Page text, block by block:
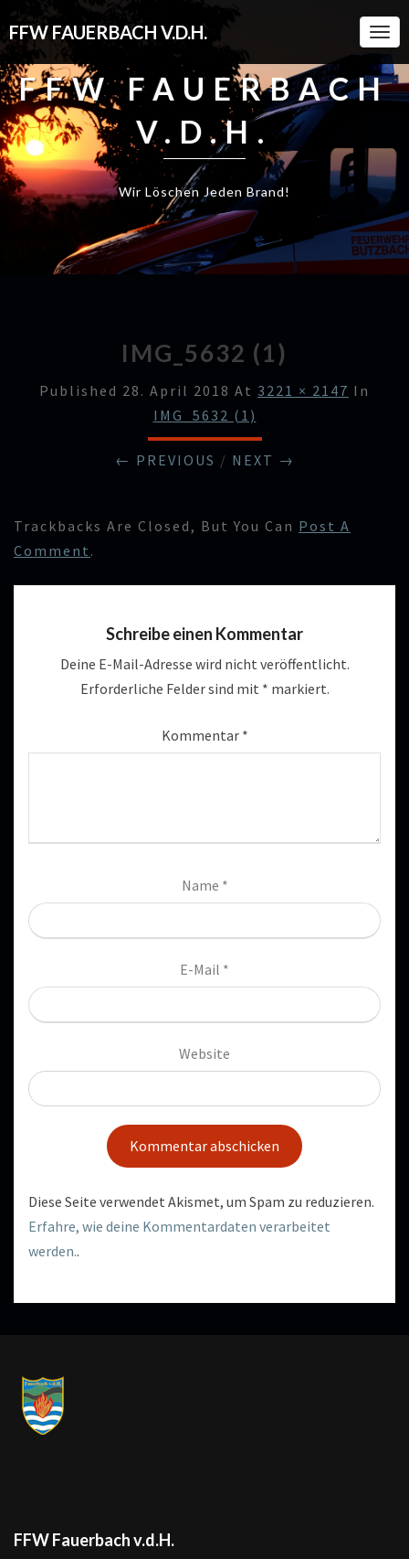
FFW FAUERBACH V.D.H.
FFW FAUERBACH
V.D.H.
Wir Löschen Jeden Brand!
IMG_5632 (1)
Published 28. April 2018 At 3221 × 2147 In
IMG_5632 (1)
← PREVIOUS / NEXT →
Trackbacks Are Closed, But You Can Post A
Comment .
Schreibe einen Kommentar
Deine E-Mail-Adresse wird nicht veröffentlicht.
Erforderliche Felder sind mit * markiert.
Kommentar *
Name *
E-Mail *
Website
Diese Seite verwendet Akismet, um Spam zu reduzieren.
Erfahre, wie deine Kommentardaten verarbeitet
werden..
FFW Fauerbach v.d.H.